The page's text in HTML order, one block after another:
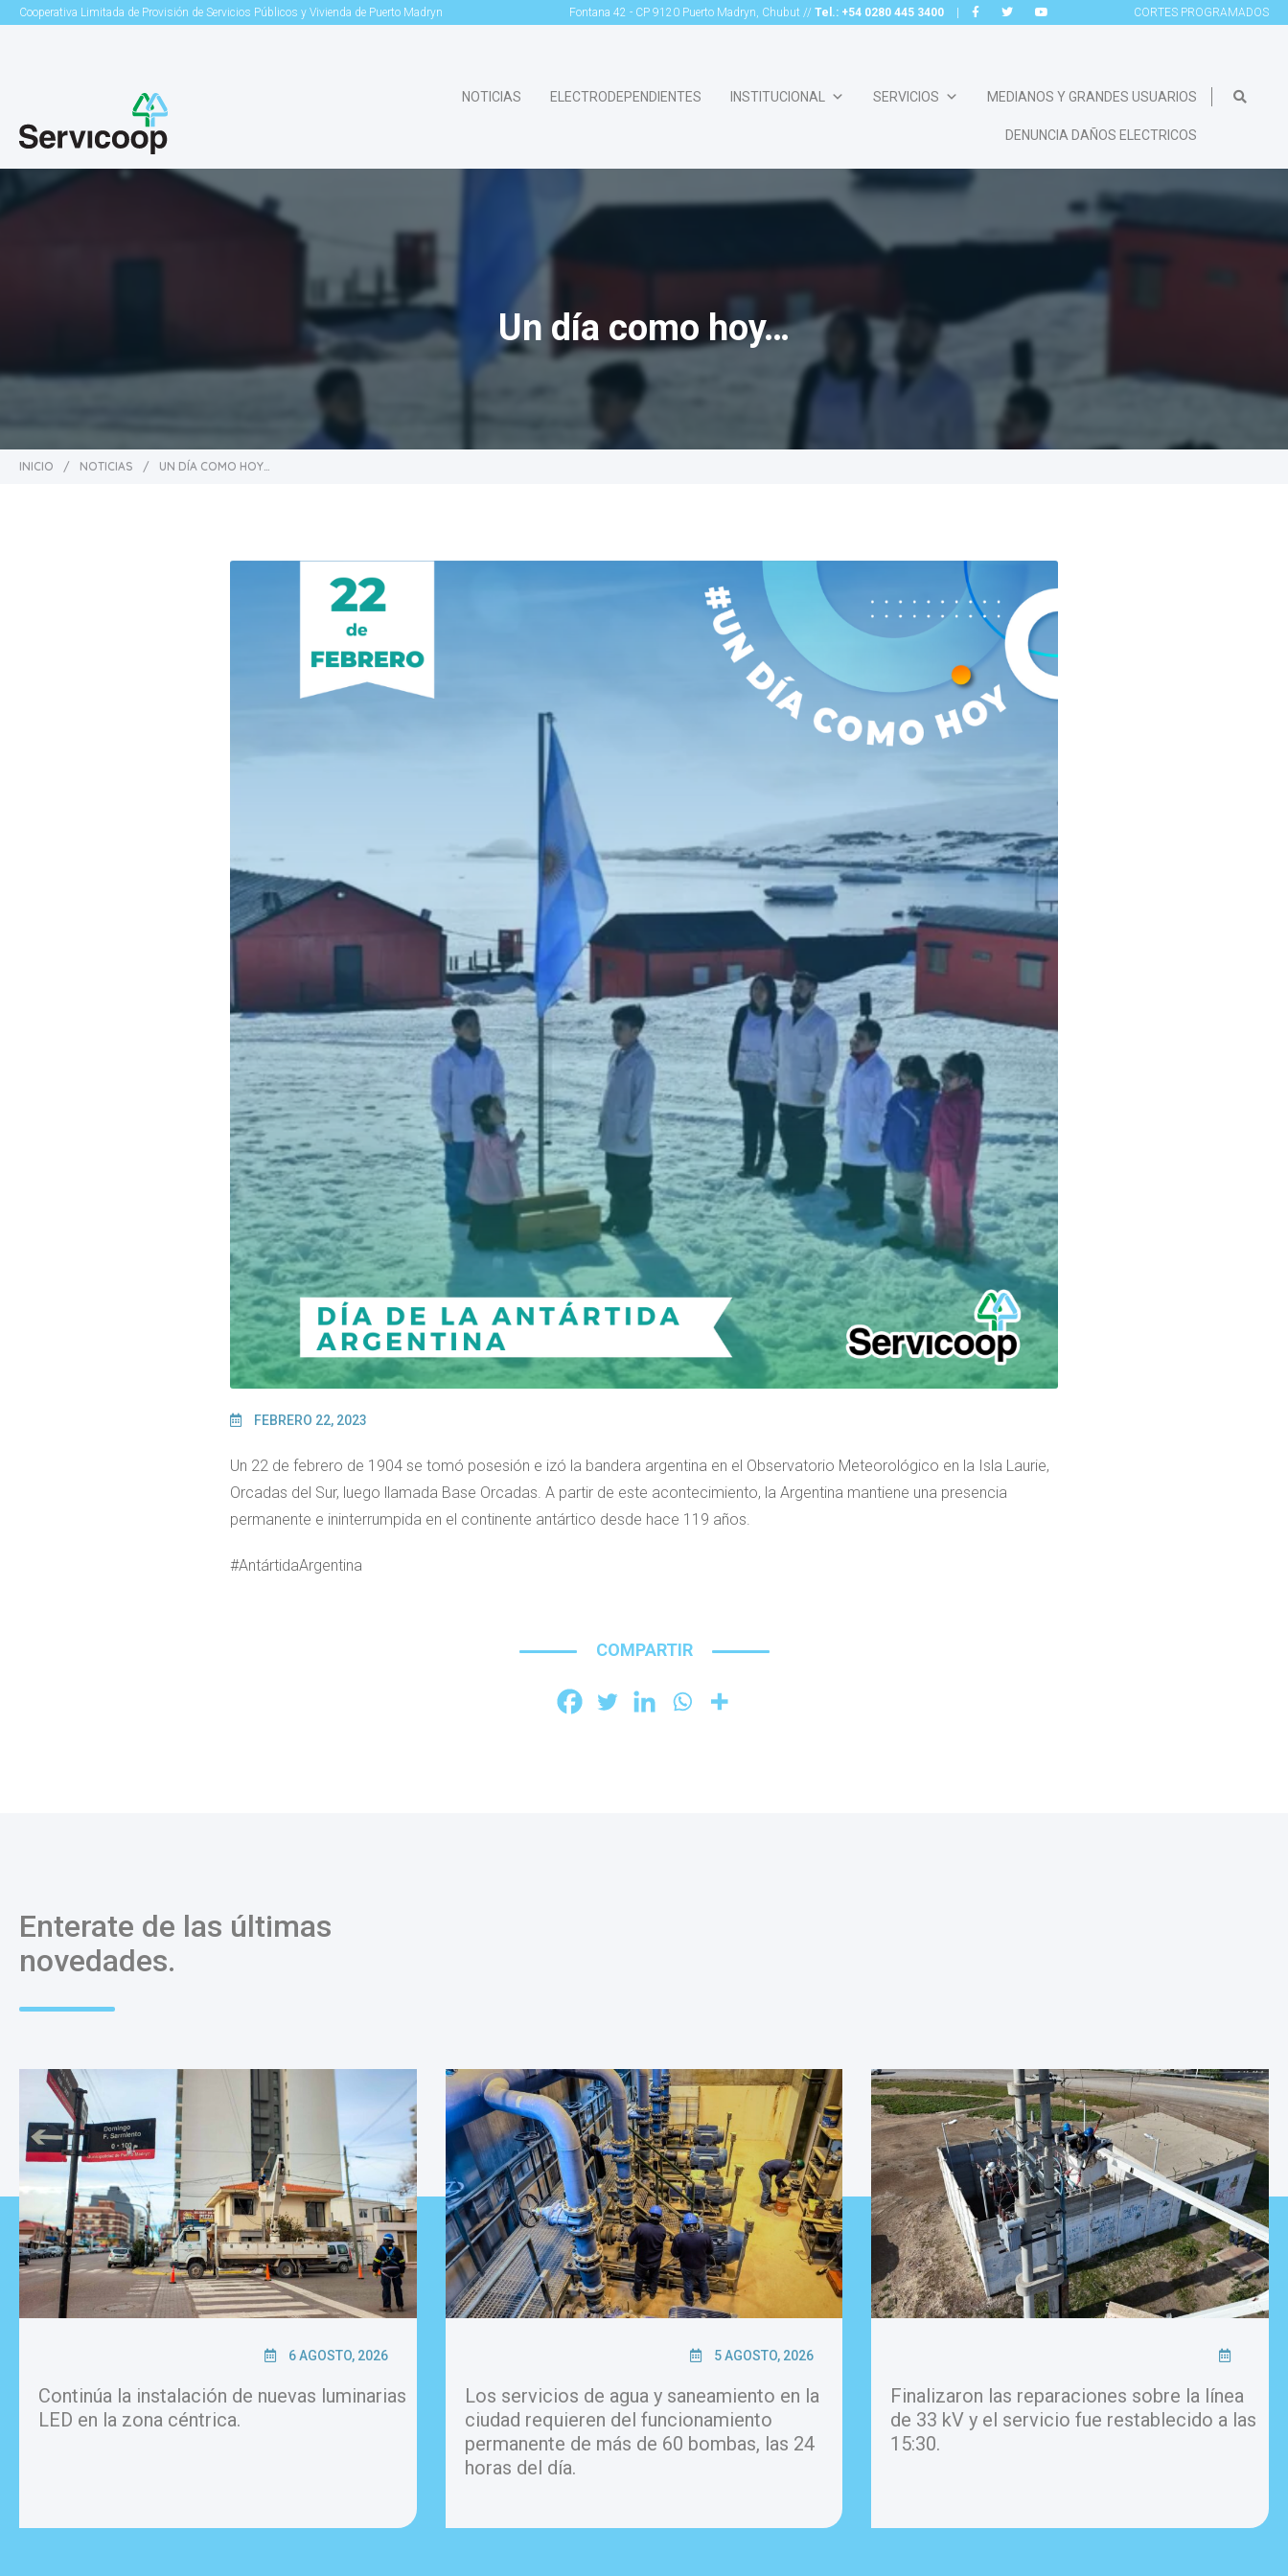
Cooperativa Limitada de Provisión de Servicios Públicos y Vivienda de Puerto Madryn Fontana 42 - CP 9120 Puerto Madryn, Chubut // Tel.: +54 0280 445 3400 CORTES PROGRAMADOS
NOTICIAS ELECTRODEPENDIENTES INSTITUCIONAL SERVICIOS MEDIANOS Y GRANDES USUARIOS
DENUNCIA DAÑOS ELECTRICOS
Un día como hoy…
INICIO / NOTICIAS / UN DÍA COMO HOY…
FEBRERO 22, 2023
Un 22 de febrero de 1904 se tomó posesión e izó la bandera argentina en el Observatorio Meteorológico en la Isla Laurie,
Orcadas del Sur, luego llamada Base Orcadas. A partir de este acontecimiento, la Argentina mantiene una presencia
permanente e ininterrumpida en el continente antártico desde hace 119 años.
#AntártidaArgentina
COMPARTIR
Enterate de las últimas
novedades.
6 AGOSTO, 2026
Continúa la instalación de nuevas luminarias
LED en la zona céntrica.
5 AGOSTO, 2026
Los servicios de agua y saneamiento en la
ciudad requieren del funcionamiento
permanente de más de 60 bombas, las 24
horas del día.
Finalizaron las reparaciones sobre la línea
de 33 kV y el servicio fue restablecido a las
15:30.